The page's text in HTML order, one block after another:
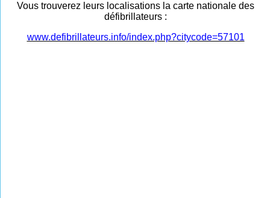
Vous trouverez leurs localisations la carte nationale des
défibrillateurs :
www.defibrillateurs.info/index.php?citycode=57101